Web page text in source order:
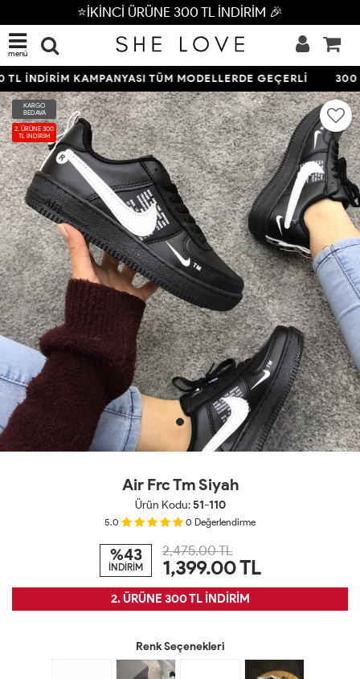
⭐İKİNCİ ÜRÜNE 300 TL İNDİRİM 🎉
menü
İNDİRİM KAMPANYASI TÜM MODELLERDE GEÇERLİ 300
KARGO
BEDAVA
2. ÜRÜNE 300
TL İNDİRİM
Air Frc Tm Siyah
Ürün Kodu:51-110
5.0 0 Değerlendirme
%43
İNDİRİM
2,475.00 TL
1,399.00TL
2. ÜRÜNE 300 TL İNDİRİM
Renk Seçenekleri